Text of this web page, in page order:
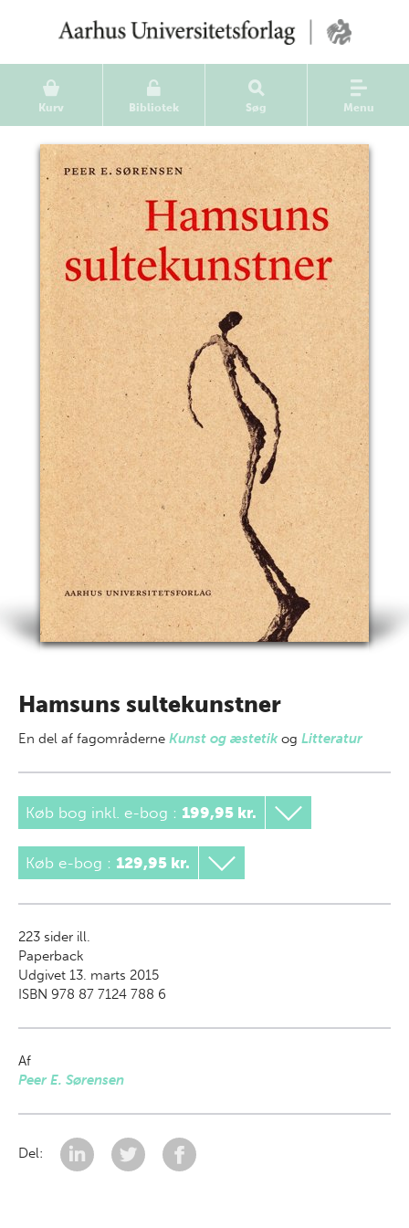
Kurv Bibliotek Søg Menu
Hamsuns sultekunstner
En del af fagområderne Kunst og æstetikog Litteratur
Køb bog inkl. e-bog : 199,95 kr.
Køb e-bog : 129,95 kr.
223 sider ill.
Paperback
Udgivet 13. marts 2015
ISBN 978 87 7124 788 6
Af
Peer E. Sørensen
Del: